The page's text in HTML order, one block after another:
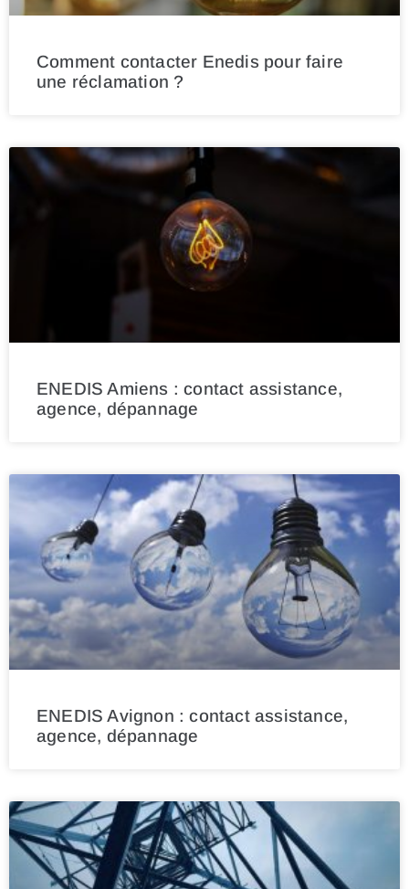
Comment contacter Enedis pour faire
une réclamation ?
ENEDIS Amiens : contact assistance,
agence, dépannage
ENEDIS Avignon : contact assistance,
agence, dépannage